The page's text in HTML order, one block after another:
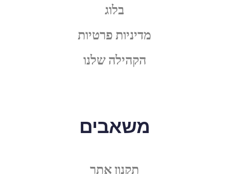
בלוג
מדיניות פרטיות
הקהילה שלנו
משאבים
תקנון אתר